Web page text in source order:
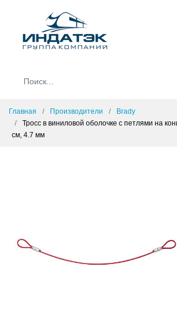
Главная Производители
Brady
Тросс в виниловой оболочке с петлями на
см, 4.7 мм